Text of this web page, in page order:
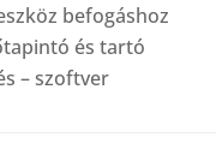
befogáshoz
és tartó
– szoftver